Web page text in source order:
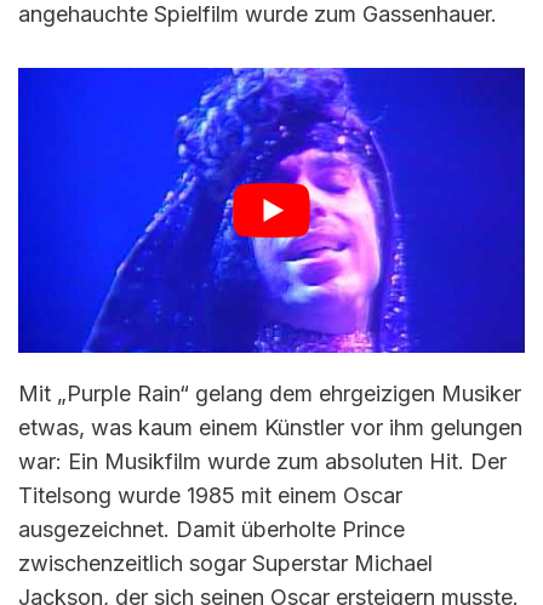
angehauchte Spielfilm wurde zum Gassenhauer.
Mit „Purple Rain“ gelang dem ehrgeizigen Musiker
etwas, was kaum einem Künstler vor ihm gelungen
war: Ein Musikfilm wurde zum absoluten Hit. Der
Titelsong wurde 1985 mit einem Oscar
ausgezeichnet. Damit überholte Prince
zwischenzeitlich sogar Superstar Michael
Jackson, der sich seinen Oscar ersteigern musste.